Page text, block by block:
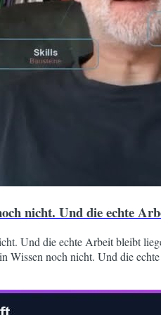
nicht. Und die echte
Und die echte Arbeit bleibt
noch nicht. Und die
gäbe es kein Gestern. Das ist